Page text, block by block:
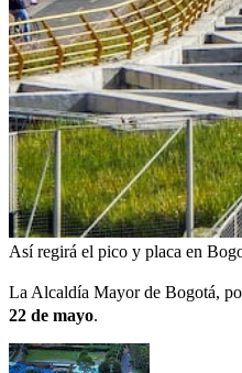
Así regirá el pico y placa en
La Alcaldía Mayor de Bogotá,
22 de mayo.